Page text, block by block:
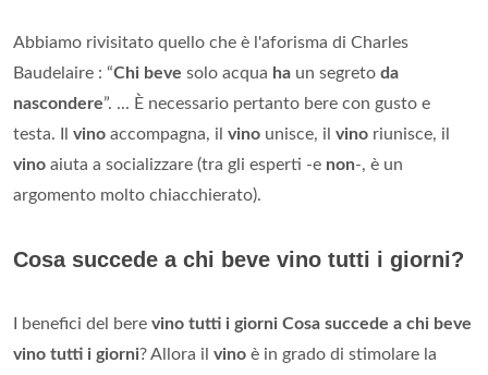
Abbiamo rivisitato quello che è l'aforisma di Charles
Baudelaire : “Chi beve solo acqua ha un segreto da
nascondere”. ... È necessario pertanto bere con gusto e
testa. Il vino accompagna, il vino unisce, il vino riunisce, il
vino aiuta a socializzare (tra gli esperti -e non-, è un
argomento molto chiacchierato).
Cosa succede a chi beve vino tutti i giorni?
I benefici del bere vino tutti i giorni Cosa succede a chi beve
vino tutti i giorni? Allora il vino è in grado di stimolare la